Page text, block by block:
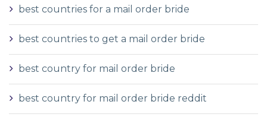
best countries for a mail order bride
best countries to get a mail order bride
best country for mail order bride
best country for mail order bride reddit